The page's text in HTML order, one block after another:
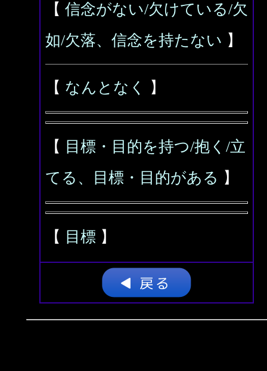
【 信念がない/欠けている/欠
如/欠落、信念を持たない 】
【 なんとなく 】
【 目標・目的を持つ/抱く/立
てる、目標・目的がある 】
【 目標 】